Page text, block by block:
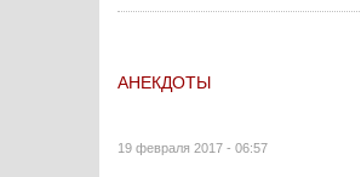
АНЕКДОТЫ
19 февраля 2017 - 06:57